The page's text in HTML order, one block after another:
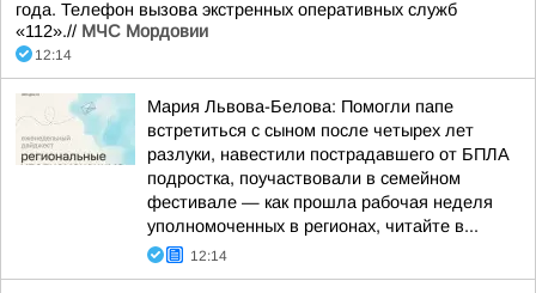
года. Телефон вызова экстренных оперативных служб
«112».// МЧС Мордовии
12:14
Мария Львова-Белова: Помогли папе
встретиться с сыном после четырех лет
разлуки, навестили пострадавшего от БПЛА
подростка, поучаствовали в семейном
фестивале — как прошла рабочая неделя
уполномоченных в регионах, читайте в...
12:14